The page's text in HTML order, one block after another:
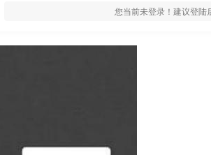
您当前未登录！建议登陆